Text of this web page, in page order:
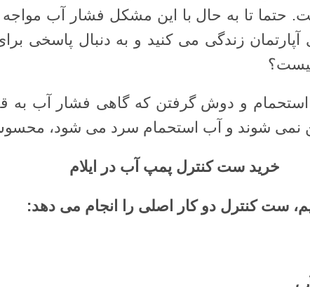
تا به حال با این مشکل فشار آب
آپارتمان زندگی می کنید و به دنبال پاسخی
و دوش گرفتن که گاهی فشار آب به
نمی شوند و آب استحمام سرد می شود،
خرید ست کنترل پمپ آب در ایلام
ست کنترل دو کار اصلی را انجام می دهد: